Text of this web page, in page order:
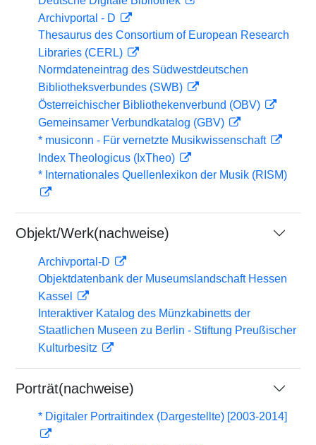
Archivportal - D
Thesaurus des Consortium of European Research
Libraries (CERL)
Normdateneintrag des Südwestdeutschen
Bibliotheksverbundes (SWB)
Österreichischer Bibliothekenverbund (OBV)
Gemeinsamer Verbundkatalog (GBV)
* musiconn - Für vernetzte Musikwissenschaft
Index Theologicus (IxTheo)
* Internationales Quellenlexikon der Musik (RISM)
Objekt/Werk(nachweise)
Archivportal-D
Objektdatenbank der Museumslandschaft Hessen
Kassel
Interaktiver Katalog des Münzkabinetts der
Staatlichen Museen zu Berlin - Stiftung Preußischer
Kulturbesitz
Porträt(nachweise)
* Digitaler Portraitindex (Dargestellte) [2003-2014]